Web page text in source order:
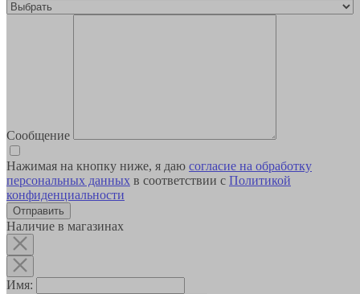
Сообщение
Нажимая на кнопку ниже, я даю согласие на обработку
персональных данных в соответствии с Политикой
конфиденциальности
Наличие в магазинах
Имя: